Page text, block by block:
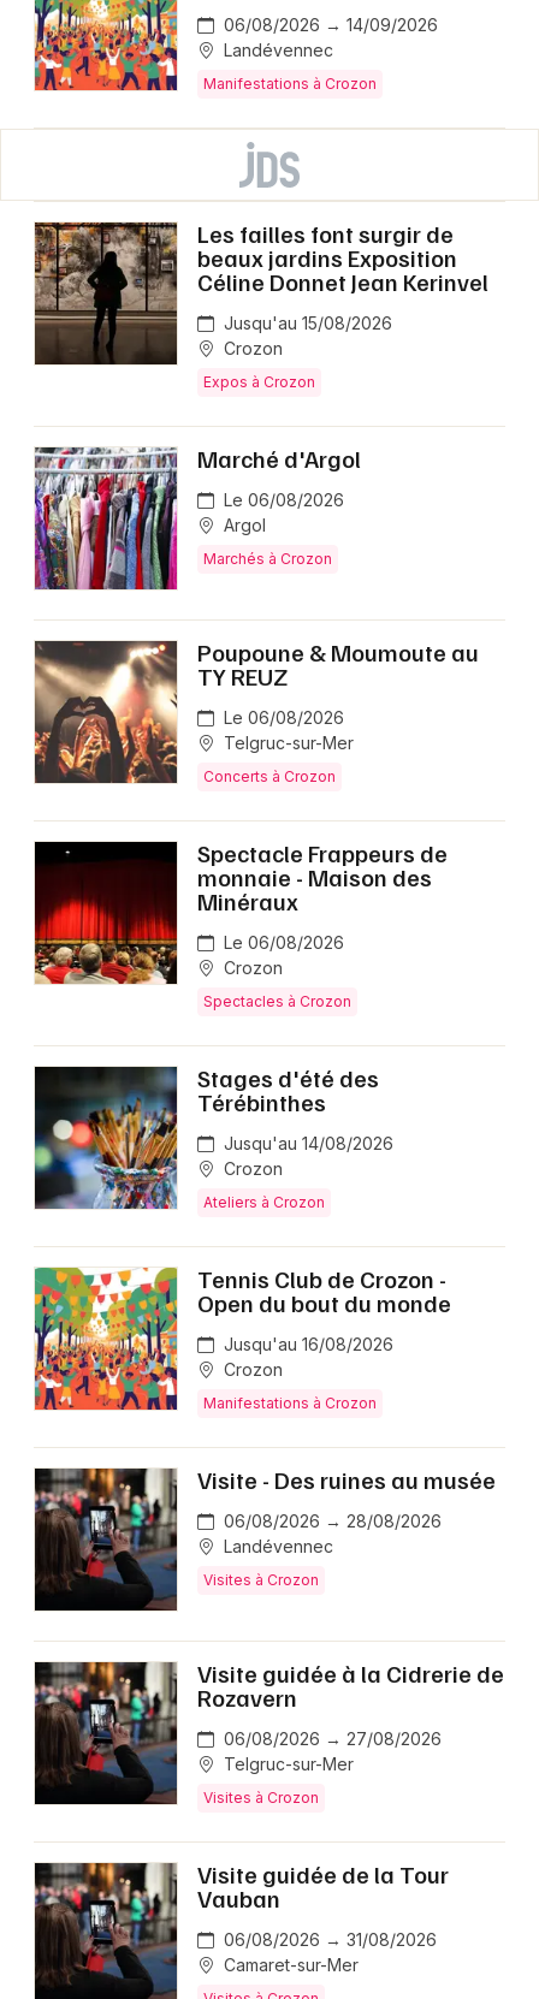
06/08/2026 → 14/09/2026
Landévennec
Manifestations à Crozon
Les failles font surgir de
beaux jardins Exposition
Céline Donnet Jean Kerinvel
Jusqu'au 15/08/2026
Crozon
Expos à Crozon
Marché d'Argol
Le 06/08/2026
Argol
Marchés à Crozon
Poupoune & Moumoute au
TY REUZ
Le 06/08/2026
Telgruc-sur-Mer
Concerts à Crozon
Spectacle Frappeurs de
monnaie - Maison des
Minéraux
Le 06/08/2026
Crozon
Spectacles à Crozon
Stages d'été des
Térébinthes
Jusqu'au 14/08/2026
Crozon
Ateliers à Crozon
Tennis Club de Crozon -
Open du bout du monde
Jusqu'au 16/08/2026
Crozon
Manifestations à Crozon
Visite - Des ruines au musée
06/08/2026 → 28/08/2026
Landévennec
Visites à Crozon
Visite guidée à la Cidrerie de
Rozavern
06/08/2026 → 27/08/2026
Telgruc-sur-Mer
Visites à Crozon
Visite guidée de la Tour
Vauban
06/08/2026 → 31/08/2026
Camaret-sur-Mer